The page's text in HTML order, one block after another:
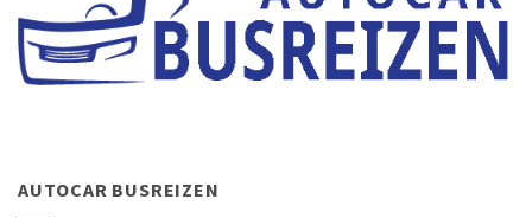
AUTOCAR BUSREIZEN